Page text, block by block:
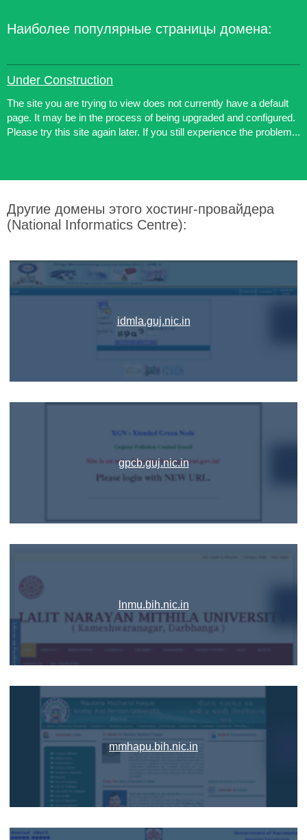
Наиболее популярные страницы домена:
Under Construction
The site you are trying to view does not currently have a default
page. It may be in the process of being upgraded and configured.
Please try this site again later. If you still experience the problem...
Другие домены этого хостинг-провайдера
(National Informatics Centre):
idmla.guj.nic.in
gpcb.guj.nic.in
lnmu.bih.nic.in
mmhapu.bih.nic.in